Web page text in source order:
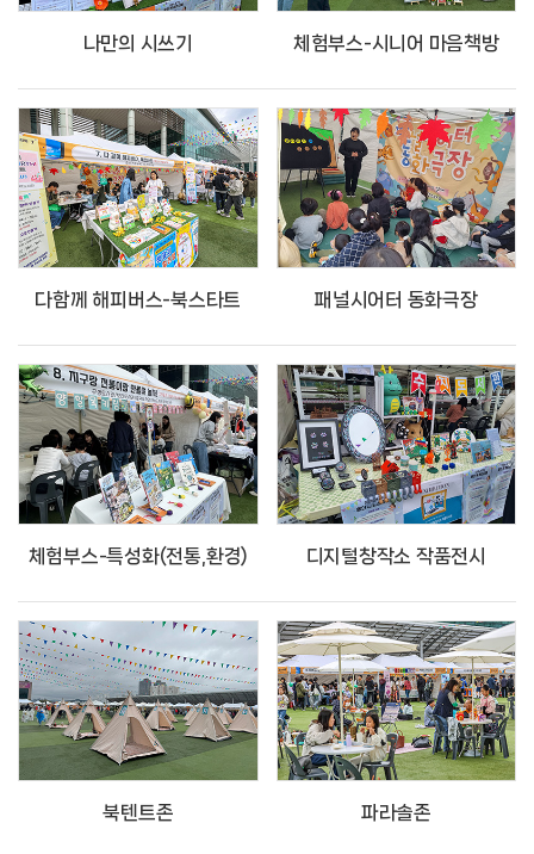
나만의 시쓰기 체험부스-시니어 마음책방
다함께 해피버스-북스타트 패널시어터 동화극장
체험부스-특성화(전통,환경) 디지털창작소 작품전시
북텐트존 파라솔존